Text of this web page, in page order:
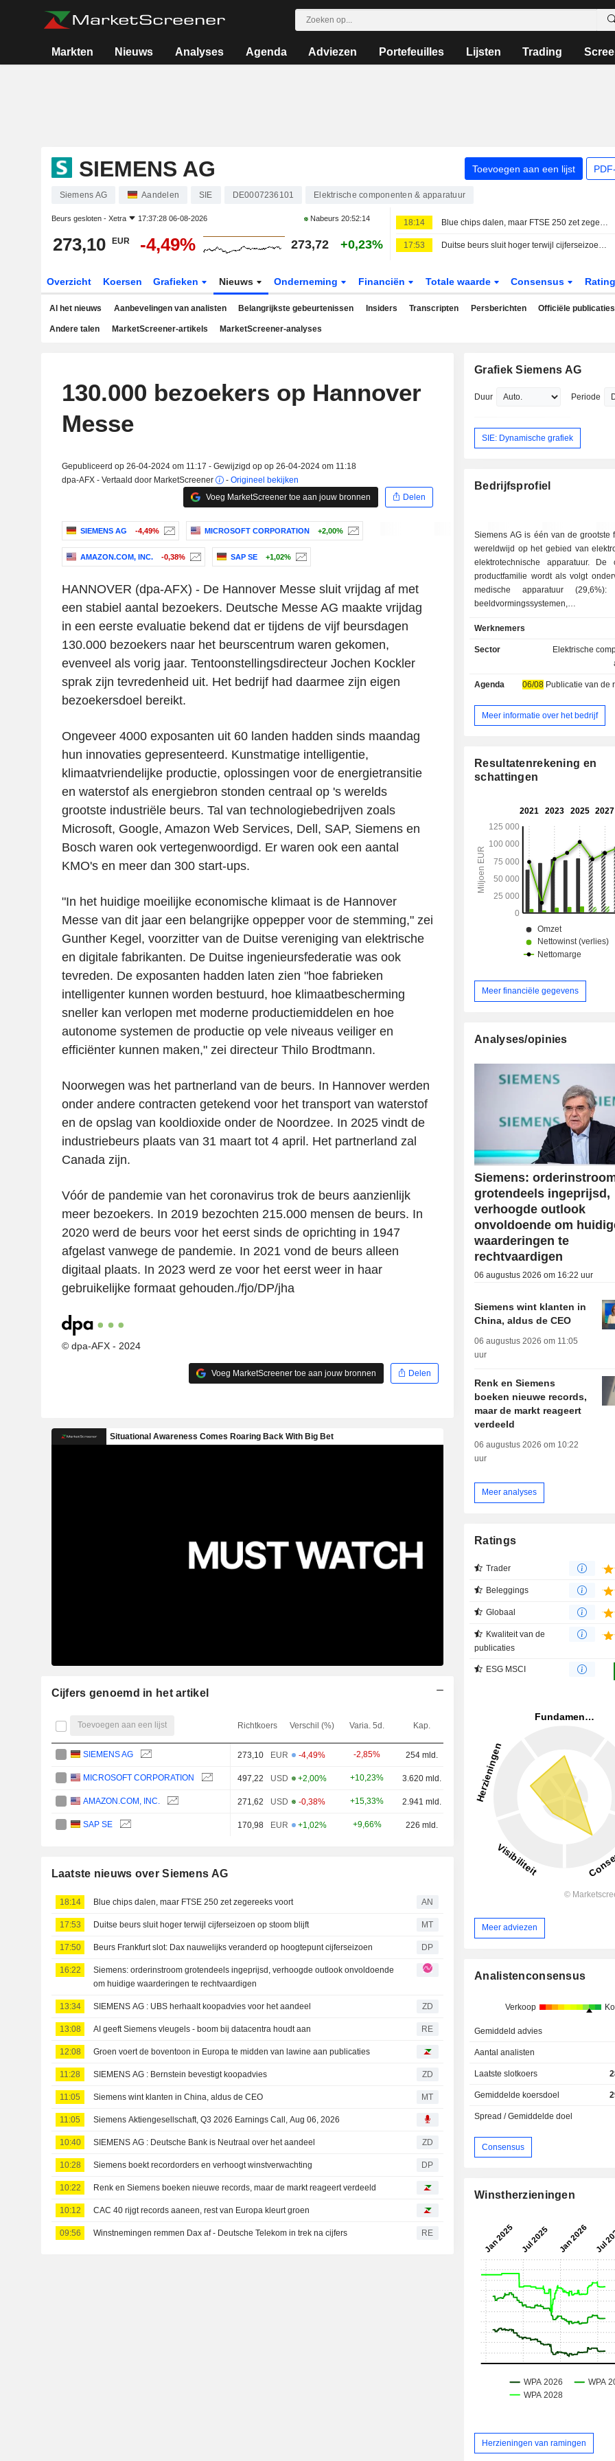
Markten Nieuws Analyses Agenda Adviezen Portefeuilles Lijsten Trading
SIEMENS AG Toevoegen aan een lijst
Siemens AG Aandelen SIE DE0007236101 Elektrische componenten & apparatuur
Beurs gesloten - Xetra 17:37:28 06-08-2026 Nabeurs 20:52:14
273,10 EUR -4,49% 273,72 +0,23%
18:14 Blue chips dalen, maar FTSE 250 zet zegereeks voort
17:53 Duitse beurs sluit hoger terwijl cijferseizoen op stoom blijft
Overzicht Koersen Grafieken Nieuws Onderneming Financiën Totale waarde Consensus
Al het nieuws Aanbevelingen van analisten Belangrijkste gebeurtenissen Insiders Transcripten Persberichten Officiële publicaties
Andere talen MarketScreener-artikels MarketScreener-analyses
130.000 bezoekers op Hannover
Messe
Gepubliceerd op 26-04-2024 om 11:17 - Gewijzigd op op 26-04-2024 om 11:18
dpa-AFX - Vertaald door MarketScreener
- Origineel bekijken
Voeg MarketScreener toe aan jouw bronnen
Delen
SIEMENS AG -4,49% MICROSOFT CORPORATION +2,00%
AMAZON.COM, INC. -0,38% SAP SE +1,02%
HANNOVER (dpa-AFX) - De Hannover Messe sluit vrijdag af met
een stabiel aantal bezoekers. Deutsche Messe AG maakte vrijdag
in een eerste evaluatie bekend dat er tijdens de vijf beursdagen
130.000 bezoekers naar het beurscentrum waren gekomen,
evenveel als vorig jaar. Tentoonstellingsdirecteur Jochen Kockler
sprak zijn tevredenheid uit. Het bedrijf had daarmee zijn eigen
bezoekersdoel bereikt.
Ongeveer 4000 exposanten uit 60 landen hadden sinds maandag
hun innovaties gepresenteerd. Kunstmatige intelligentie,
klimaatvriendelijke productie, oplossingen voor de energietransitie
en waterstof als energiebron stonden centraal op 's werelds
grootste industriële beurs. Tal van technologiebedrijven zoals
Microsoft, Google, Amazon Web Services, Dell, SAP, Siemens en
Bosch waren ook vertegenwoordigd. Er waren ook een aantal
KMO's en meer dan 300 start-ups.
"In het huidige moeilijke economische klimaat is de Hannover
Messe van dit jaar een belangrijke oppepper voor de stemming," zei
Gunther Kegel, voorzitter van de Duitse vereniging van elektrische
en digitale fabrikanten. De Duitse ingenieursfederatie was ook
tevreden. De exposanten hadden laten zien "hoe fabrieken
intelligenter kunnen worden bestuurd, hoe klimaatbescherming
sneller kan verlopen met moderne productiemiddelen en hoe
autonome systemen de productie op vele niveaus veiliger en
efficiënter kunnen maken," zei directeur Thilo Brodtmann.
Noorwegen was het partnerland van de beurs. In Hannover werden
onder andere contracten getekend voor het transport van waterstof
en de opslag van kooldioxide onder de Noordzee. In 2025 vindt de
industriebeurs plaats van 31 maart tot 4 april. Het partnerland zal
Canada zijn.
Vóór de pandemie van het coronavirus trok de beurs aanzienlijk
meer bezoekers. In 2019 bezochten 215.000 mensen de beurs. In
2020 werd de beurs voor het eerst sinds de oprichting in 1947
afgelast vanwege de pandemie. In 2021 vond de beurs alleen
digitaal plaats. In 2023 werd ze voor het eerst weer in haar
gebruikelijke formaat gehouden./fjo/DP/jha
© dpa-AFX - 2024
Voeg MarketScreener toe aan jouw bronnen Delen
Cijfers genoemd in het artikel
Toevoegen aan een lijst Richtkoers Verschil (%) Varia. 5d. Kap.
SIEMENS AG 273,10 EUR -4,49% -2,85% 254 mld.
MICROSOFT CORPORATION 497,22 USD +2,00% +10,23% 3.620 mld.
AMAZON.COM, INC. 271,62 USD -0,38% +15,33% 2.941 mld.
SAP SE 170,98 EUR +1,02% +9,66% 226 mld.
Laatste nieuws over Siemens AG
18:14 Blue chips dalen, maar FTSE 250 zet zegereeks voort AN
17:53 Duitse beurs sluit hoger terwijl cijferseizoen op stoom blijft MT
17:50 Beurs Frankfurt slot: Dax nauwelijks veranderd op hoogtepunt cijferseizoen DP
16:22
Siemens: orderinstroom grotendeels ingeprijsd, verhoogde outlook onvoldoende
om huidige waarderingen te rechtvaardigen
13:34 SIEMENS AG : UBS herhaalt koopadvies voor het aandeel ZD
13:08 AI geeft Siemens vleugels - boom bij datacentra houdt aan RE
12:08 Groen voert de boventoon in Europa te midden van lawine aan publicaties
11:28 SIEMENS AG : Bernstein bevestigt koopadvies ZD
11:05 Siemens wint klanten in China, aldus de CEO MT
11:05 Siemens Aktiengesellschaft, Q3 2026 Earnings Call, Aug 06, 2026
10:40 SIEMENS AG : Deutsche Bank is Neutraal over het aandeel ZD
10:28 Siemens boekt recordorders en verhoogt winstverwachting DP
10:22 Renk en Siemens boeken nieuwe records, maar de markt reageert verdeeld
10:12 CAC 40 rijgt records aaneen, rest van Europa kleurt groen
09:56 Winstnemingen remmen Dax af - Deutsche Telekom in trek na cijfers RE
Grafiek Siemens AG
Duur Periode
SIE: Dynamische grafiek
Bedrijfsprofiel
Siemens AG is één van de grootste
wereldwijd op het gebied van
elektrotechnische apparatuur. De
productfamilie wordt als volgt
medische apparatuur (29,6%):
beeldvormingssystemen,
gehoorapparaatsystemen, enz.; - intelligente
oplossingen voor gebouwen en
(28,7%): oplossingen voor
ventilatie- en
(branddetectie- en
vuurleidingssystemen, toegang,
digitale apparatuur (22,1%):
productie, assemblage,
mobiliteitsoplossingen en -
spoorvoertuigen,
het spoor, elektrificatiesystemen voor
digitale en cloud-gebaseerde
De rest van de omzet (3,8%)
activiteiten op financiële
financiering van apparatuur en
financieel advies, enz.). De geografische
verdeling van de omzet is als volgt:
(14,8%), Europa-
Onafhankelijke Staten-Afrika-
(32%), Verenigde Staten (28%),
Werknemers
Sector
Elektrische
Agenda 06/08Publicatie van de
Meer informatie over het bedrijf
Resultatenrekening en
schattingen
Meer financiële gegevens
Analyses/opinies
Siemens:
grotendeels ingeprijsd,
verhoogde outlook
onvoldoende om
waarderingen te
rechtvaardigen
06 augustus 2026 om 16:22 uur
Siemens wint klanten in
China, aldus de CEO
06 augustus 2026 om 11:05
uur
Renk en Siemens
boeken nieuwe records,
maar de markt reageert
verdeeld
06 augustus 2026 om 10:22
uur
Meer analyses
Ratings
Trader
Beleggings
Globaal
Kwaliteit van de
publicaties
ESG MSCI
Meer adviezen
Analistenconsensus
Verkoop
Gemiddeld advies
Aantal analisten
Laatste slotkoers
Gemiddelde koersdoel
Spread / Gemiddelde doel
Consensus
Winstherzieningen
Herzieningen van ramingen